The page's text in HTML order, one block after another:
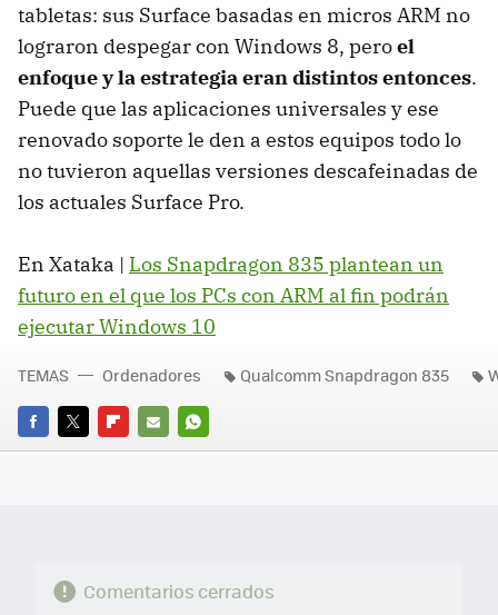
tabletas: sus Surface basadas en micros ARM no
lograron despegar con Windows 8, peroel
enfoque y la estrategia eran distintos entonces.
Puede que las aplicaciones universales y ese
renovado soporte le den a estos equipos todo lo
no tuvieron aquellas versiones descafeinadas de
los actuales Surface Pro.
En Xataka | Los Snapdragon 835 plantean un
futuro en el que los PCs con ARM al fin podrán
ejecutar Windows 10
FACEBOOK
TWITTERFLIPBOARD
E-
WHATSAPP
TEMAS Ordenadores Qualcomm Snapdragon 835
Comentarios cerrados